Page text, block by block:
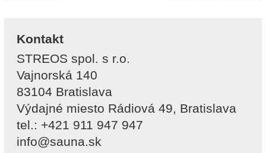
Kontakt
STREOS spol. s r.o.
Vajnorská 140
83104 Bratislava
Výdajné miesto Rádiová 49, Bratislava
tel.: +421 911 947 947
info@sauna.sk